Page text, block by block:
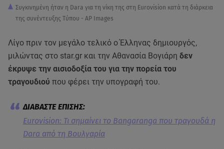
Συγκινημένη ήταν η Dara για τη νίκη της στη Eurovision κατά τη διάρκεια
της συνέντευξης Τύπου - AP Images
Λίγο πριν τον μεγάλο τελικό ο Έλληνας δημιουργός,
μιλώντας στο star.gr και την Αθανασία Βογιάρη δεν
έκρυψε την αισιοδοξία του για την πορεία του
τραγουδιού που φέρει την υπογραφή του.
Eurovision: Τι σημαίνει το Bangaranga που τραγουδά η
Dara από τη Βουλγαρία